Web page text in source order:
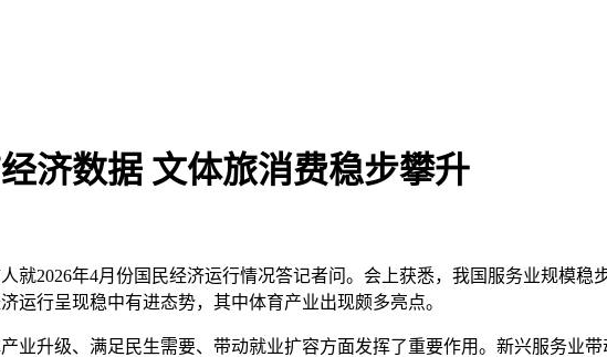
济数据 文体旅消费稳步攀升
2026年4月份国民经济运行情况答记者问。会上获悉，我国服务业规模稳
运行呈现稳中有进态势，其中体育产业出现颇多亮点。
升级、满足民生需要、带动就业扩容方面发挥了重要作用。新兴服务业带